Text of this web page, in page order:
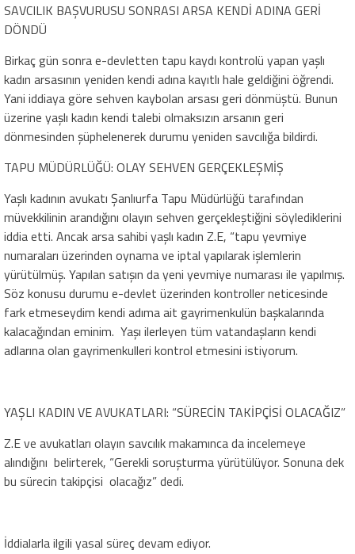
SAVCILIK BAŞVURUSU SONRASI ARSA KENDİ ADINA GERİ
DÖNDÜ
Birkaç gün sonra e-devletten tapu kaydı kontrolü yapan yaşlı
kadın arsasının yeniden kendi adına kayıtlı hale geldiğini öğrendi.
Yani iddiaya göre sehven kaybolan arsası geri dönmüştü. Bunun
üzerine yaşlı kadın kendi talebi olmaksızın arsanın geri
dönmesinden şüphelenerek durumu yeniden savcılığa bildirdi.
TAPU MÜDÜRLÜĞÜ: OLAY SEHVEN GERÇEKLEŞMİŞ
Yaşlı kadının avukatı Şanlıurfa Tapu Müdürlüğü tarafından
müvekkilinin arandığını olayın sehven gerçekleştiğini söylediklerini
iddia etti. Ancak arsa sahibi yaşlı kadın Z.E, “tapu yevmiye
numaraları üzerinden oynama ve iptal yapılarak işlemlerin
yürütülmüş. Yapılan satışın da yeni yevmiye numarası ile yapılmış.
Söz konusu durumu e-devlet üzerinden kontroller neticesinde
fark etmeseydim kendi adıma ait gayrimenkulün başkalarında
kalacağından eminim. Yaşı ilerleyen tüm vatandaşların kendi
adlarına olan gayrimenkulleri kontrol etmesini istiyorum.
YAŞLI KADIN VE AVUKATLARI: “SÜRECİN TAKİPÇİSİ OLACAĞIZ”
Z.E ve avukatları olayın savcılık makamınca da incelemeye
alındığını belirterek, “Gerekli soruşturma yürütülüyor. Sonuna dek
bu sürecin takipçisi olacağız” dedi.
İddialarla ilgili yasal süreç devam ediyor.